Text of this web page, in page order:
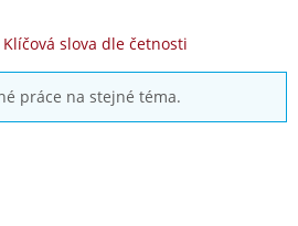
Klíčová slova dle četnosti
práce na stejné téma.